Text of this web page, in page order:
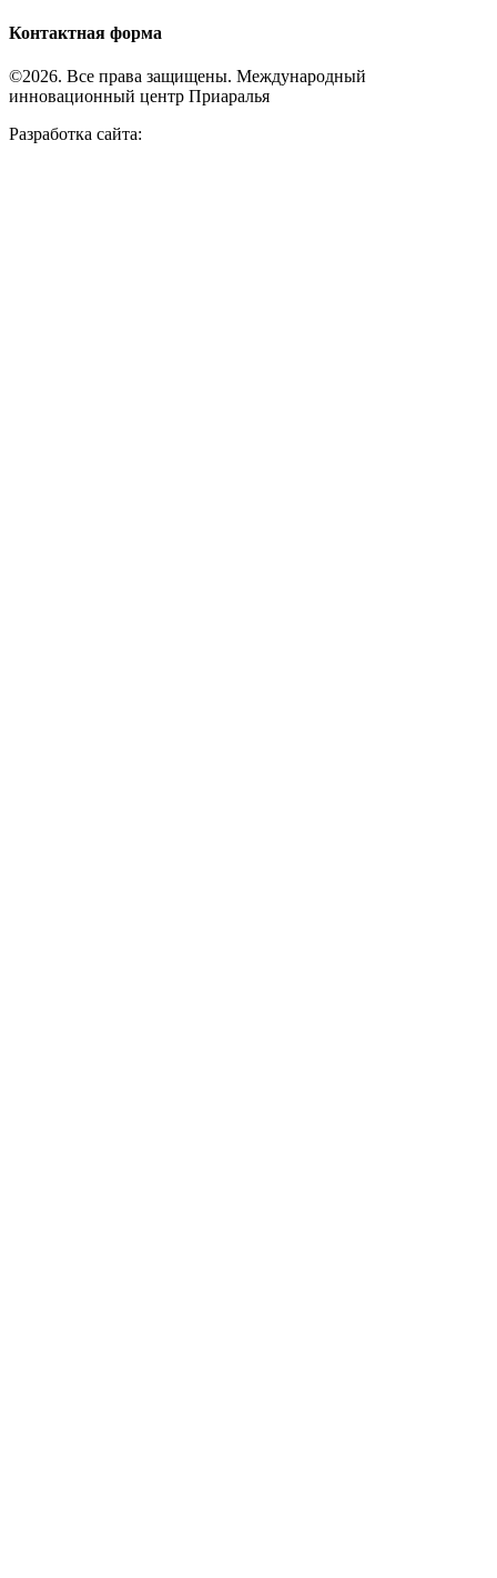
Контактная форма
©2026. Все права защищены. Международный
инновационный центр Приаралья
Разработка сайта: